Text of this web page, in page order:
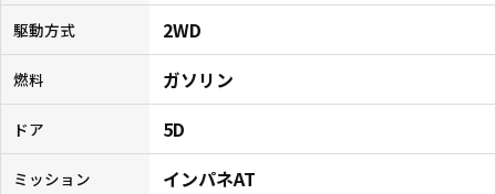
駆動方式 2WD
燃料 ガソリン
ドア 5D
ミッション インパネAT